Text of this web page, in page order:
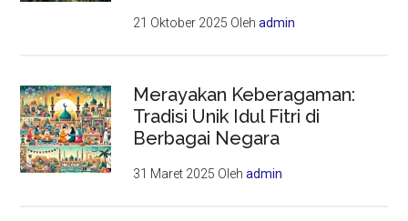
21 Oktober 2025 Olehadmin
Merayakan Keberagaman:
Tradisi Unik Idul Fitri di
Berbagai Negara
31 Maret 2025 Olehadmin